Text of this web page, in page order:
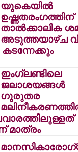
യുകെയില്‍
ഉഷ്ണതരംഗത്തിന്
താല്‍ക്കാലിക
അടുത്തയാഴ്ച
കടന്നേക്കും
ഇംഗ്ലണ്ടിലെ
ജലാശയങ്ങള്‍
ഗുരുതര
മാത്രം